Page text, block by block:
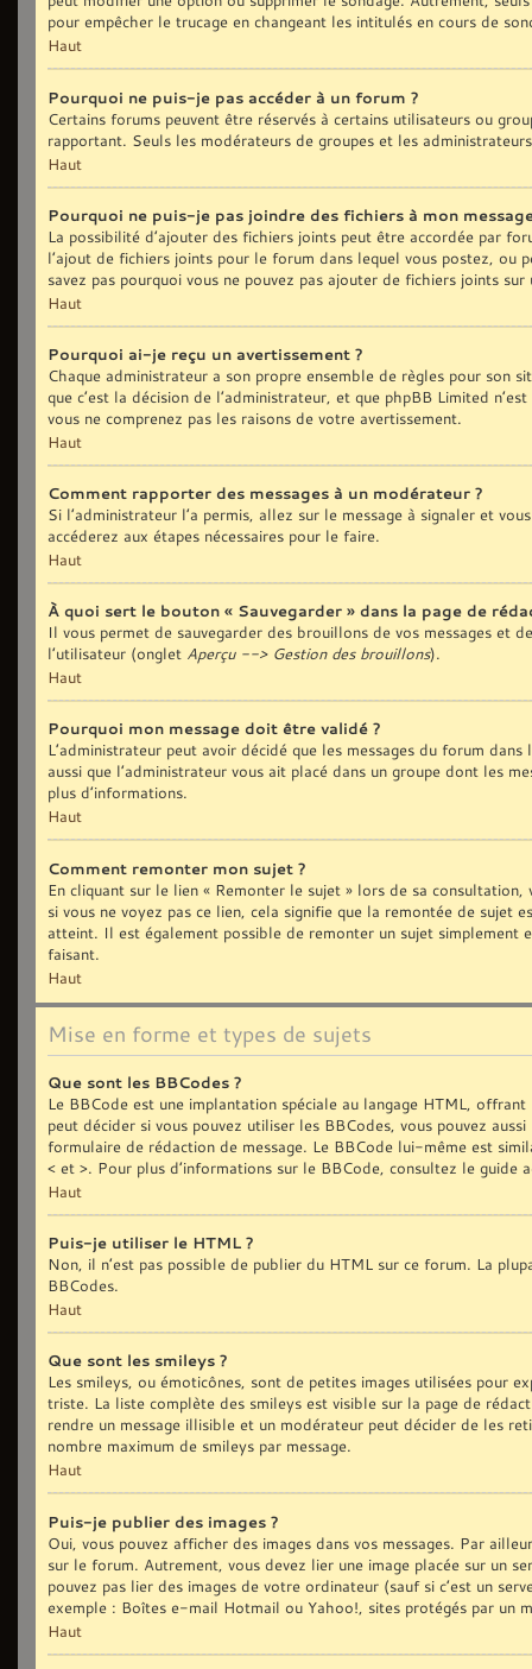
pour empêcher le trucage en changeant les intitulés en cours de
Haut
Pourquoi ne puis-je pas accéder à un forum ?
Certains forums peuvent être réservés à certains utilisateurs ou
rapportant. Seuls les modérateurs de groupes et les
Haut
Pourquoi ne puis-je pas joindre des fichiers à mon
La possibilité d’ajouter des fichiers joints peut être accordée par
l’ajout de fichiers joints pour le forum dans lequel vous postez, ou
savez pas pourquoi vous ne pouvez pas ajouter de fichiers joints
Haut
Pourquoi ai-je reçu un avertissement ?
Chaque administrateur a son propre ensemble de règles pour son
que c’est la décision de l’administrateur, et que phpBB Limited
vous ne comprenez pas les raisons de votre avertissement.
Haut
Comment rapporter des messages à un modérateur ?
Si l’administrateur l’a permis, allez sur le message à signaler et
accéderez aux étapes nécessaires pour le faire.
Haut
À quoi sert le bouton « Sauvegarder » dans la page de
Il vous permet de sauvegarder des brouillons de vos messages et
l’utilisateur (onglet Aperçu --> Gestion des brouillons).
Haut
Pourquoi mon message doit être validé ?
L’administrateur peut avoir décidé que les messages du forum
aussi que l’administrateur vous ait placé dans un groupe dont les
plus d’informations.
Haut
Comment remonter mon sujet ?
En cliquant sur le lien « Remonter le sujet » lors de sa consultation,
si vous ne voyez pas ce lien, cela signifie que la remontée de sujet
atteint. Il est également possible de remonter un sujet simplement
faisant.
Haut
Mise en forme et types de sujets
Que sont les BBCodes ?
Le BBCode est une implantation spéciale au langage HTML,
peut décider si vous pouvez utiliser les BBCodes, vous pouvez
formulaire de rédaction de message. Le BBCode lui-même est
< et >. Pour plus d’informations sur le BBCode, consultez le guide
Haut
Puis-je utiliser le HTML ?
Non, il n’est pas possible de publier du HTML sur ce forum. La
BBCodes.
Haut
Que sont les smileys ?
Les smileys, ou émoticônes, sont de petites images utilisées pour
triste. La liste complète des smileys est visible sur la page de
rendre un message illisible et un modérateur peut décider de les
nombre maximum de smileys par message.
Haut
Puis-je publier des images ?
Oui, vous pouvez afficher des images dans vos messages. Par
sur le forum. Autrement, vous devez lier une image placée sur un
pouvez pas lier des images de votre ordinateur (sauf si c’est un
exemple : Boîtes e-mail Hotmail ou Yahoo!, sites protégés par un
Haut